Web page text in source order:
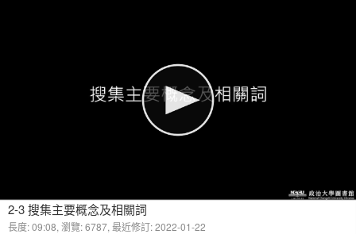
2-3 搜集主要概念及相關詞
長度: 09:08, 瀏覽: 6787, 最近修訂: 2022-01-22